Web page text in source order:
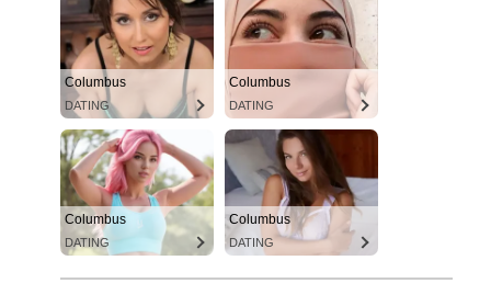
Columbus
DATING
Columbus
DATING
Columbus
DATING
Columbus
DATING